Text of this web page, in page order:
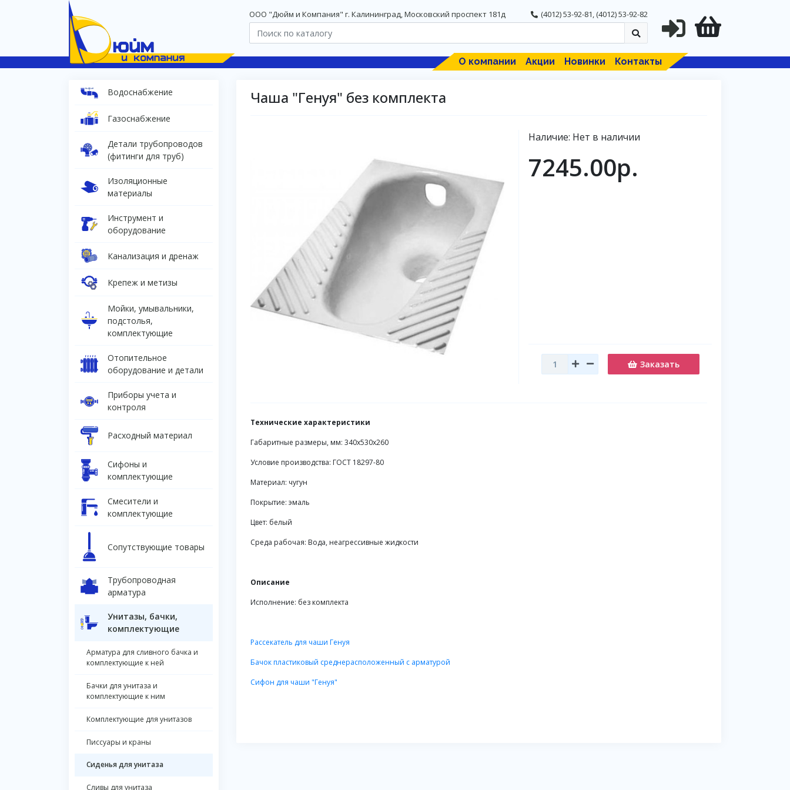
OOO "Дюйм и Компания" г. Калининград, Московский проспект 181д (4012) 53-92-81,(4012) 53-92-82
О компании Акции Новинки Контакты
Водоснабжение
Газоснабжение
Детали трубопроводов
(фитинги для труб)
Изоляционные
материалы
Инструмент и
оборудование
Канализация и дренаж
Крепеж и метизы
Мойки, умывальники,
подстолья,
комплектующие
Отопительное
оборудование и детали
Приборы учета и
контроля
Расходный материал
Сифоны и
комплектующие
Смесители и
комплектующие
Сопутствующие товары
Трубопроводная
арматура
Унитазы, бачки,
комплектующие
Арматура для сливного бачка и
комплектующие к ней
Бачки для унитаза и
комплектующие к ним
Комплектующие для унитазов
Писсуары и краны
Сиденья для унитаза
Сливы для унитаза
Чаша "Генуя" без комплекта
Наличие: Нет в наличии
7245.00р.
Заказать
Технические характеристики
Габаритные размеры, мм: 340х530х260
Условие производства: ГОСТ 18297-80
Материал: чугун
Покрытие: эмаль
Цвет: белый
Среда рабочая: Вода, неагрессивные жидкости
Описание
Исполнение: без комплекта
Рассекатель для чаши Генуя
Бачок пластиковый среднерасположенный с арматурой
Сифон для чаши "Генуя"